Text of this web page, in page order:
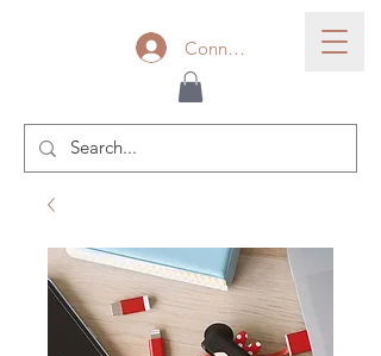
Connexion